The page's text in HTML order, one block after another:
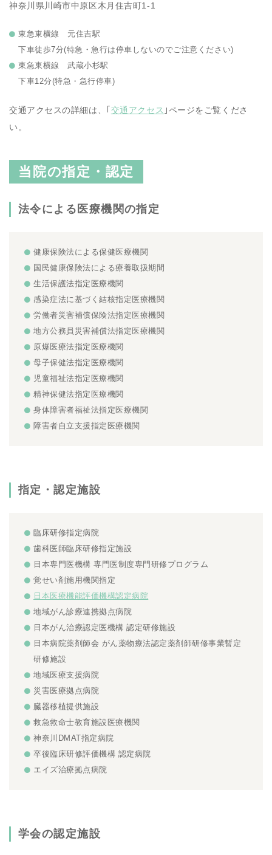
神奈川県川崎市中原区木月住吉町1-1
東急東横線 元住吉駅
下車徒歩7分(特急・急行は停車しないのでご注意ください)
東急東横線 武蔵小杉駅
下車12分(特急・急行停車)
交通アクセスの詳細は、｢ 交通アクセス ｣ページをご覧くださ
い。
当院の指定・認定
法令による医療機関の指定
健康保険法による保健医療機関
国民健康保険法による療養取扱期間
生活保護法指定医療機関
感染症法に基づく結核指定医療機関
労働者災害補償保険法指定医療機関
地方公務員災害補償法指定医療機関
原爆医療法指定医療機関
母子保健法指定医療機関
児童福祉法指定医療機関
精神保健法指定医療機関
身体障害者福祉法指定医療機関
障害者自立支援指定医療機関
指定・認定施設
臨床研修指定病院
歯科医師臨床研修指定施設
日本専門医機構 専門医制度専門研修プログラム
覚せい剤施用機関指定
日本医療機能評価機構認定病院
地域がん診療連携拠点病院
日本がん治療認定医機構 認定研修施設
日本病院薬剤師会 がん薬物療法認定薬剤師研修事業暫定
研修施設
地域医療支援病院
災害医療拠点病院
臓器移植提供施設
救急救命士教育施設医療機関
神奈川DMAT指定病院
卒後臨床研修評価機構 認定病院
エイズ治療拠点病院
学会の認定施設